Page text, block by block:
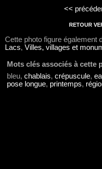
<<
RETOUR
Cette photo figure également
Lacs, Villes, villages et
Mots clés associés à cette
bleu, chablais, crépuscule,
pose longue, printemps,